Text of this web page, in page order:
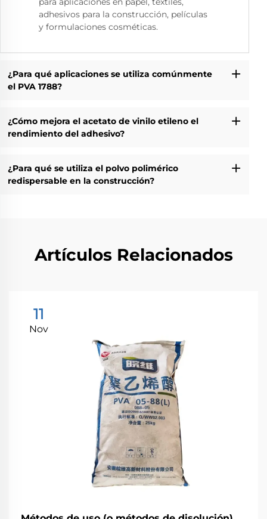
adhesivos para la construcción, películas
y formulaciones cosméticas.
¿Para qué aplicaciones se utiliza comúnmente
el PVA 1788?
¿Cómo mejora el acetato de vinilo etileno el
rendimiento del adhesivo?
¿Para qué se utiliza el polvo polimérico
redispersable en la construcción?
Artículos Relacionados
11
Nov